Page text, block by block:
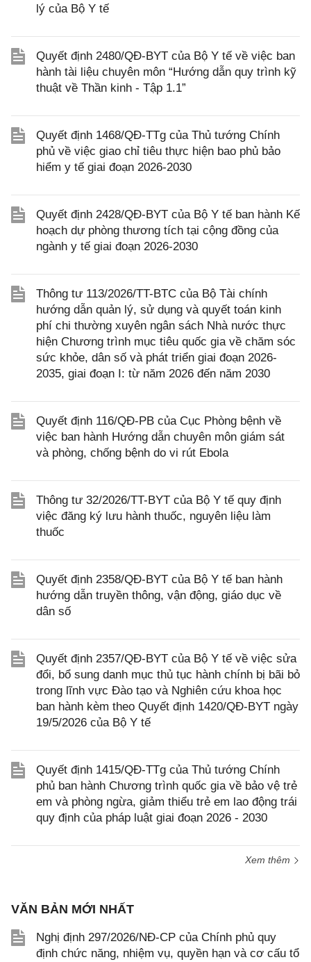
lý của Bộ Y tế
Quyết định 2480/QĐ-BYT của Bộ Y tế về việc ban
hành tài liệu chuyên môn “Hướng dẫn quy trình kỹ
thuật về Thần kinh - Tập 1.1”
Quyết định 1468/QĐ-TTg của Thủ tướng Chính
phủ về việc giao chỉ tiêu thực hiện bao phủ bảo
hiểm y tế giai đoạn 2026-2030
Quyết định 2428/QĐ-BYT của Bộ Y tế ban hành Kế
hoạch dự phòng thương tích tại cộng đồng của
ngành y tế giai đoạn 2026-2030
Thông tư 113/2026/TT-BTC của Bộ Tài chính
hướng dẫn quản lý, sử dụng và quyết toán kinh
phí chi thường xuyên ngân sách Nhà nước thực
hiện Chương trình mục tiêu quốc gia về chăm sóc
sức khỏe, dân số và phát triển giai đoạn 2026-
2035, giai đoạn I: từ năm 2026 đến năm 2030
Quyết định 116/QĐ-PB của Cục Phòng bệnh về
việc ban hành Hướng dẫn chuyên môn giám sát
và phòng, chống bệnh do vi rút Ebola
Thông tư 32/2026/TT-BYT của Bộ Y tế quy định
việc đăng ký lưu hành thuốc, nguyên liệu làm
thuốc
Quyết định 2358/QĐ-BYT của Bộ Y tế ban hành
hướng dẫn truyền thông, vận động, giáo dục về
dân số
Quyết định 2357/QĐ-BYT của Bộ Y tế về việc sửa
đổi, bổ sung danh mục thủ tục hành chính bị bãi bỏ
trong lĩnh vực Đào tạo và Nghiên cứu khoa học
ban hành kèm theo Quyết định 1420/QĐ-BYT ngày
19/5/2026 của Bộ Y tế
Quyết định 1415/QĐ-TTg của Thủ tướng Chính
phủ ban hành Chương trình quốc gia về bảo vệ trẻ
em và phòng ngừa, giảm thiểu trẻ em lao động trái
quy định của pháp luật giai đoạn 2026 - 2030
Xem thêm
VĂN BẢN MỚI NHẤT
Nghị định 297/2026/NĐ-CP của Chính phủ quy
định chức năng, nhiệm vụ, quyền hạn và cơ cấu tổ